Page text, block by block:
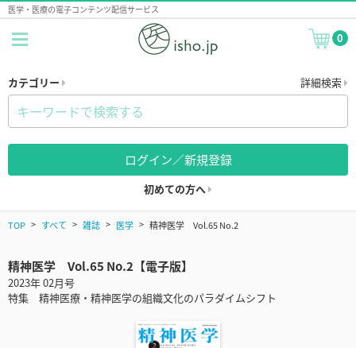
医学・医療の電子コンテンツ配信サービス
0
カテゴリー 詳細検索
ログイン／新規登録
初めての方へ
TOP すべて 雑誌 医学 精神医学 Vol.65 No.2
精神医学 Vol.65 No.2【電子版】
2023年 02月号
特集 精神医療・精神医学の組織文化のパラダイムシフト